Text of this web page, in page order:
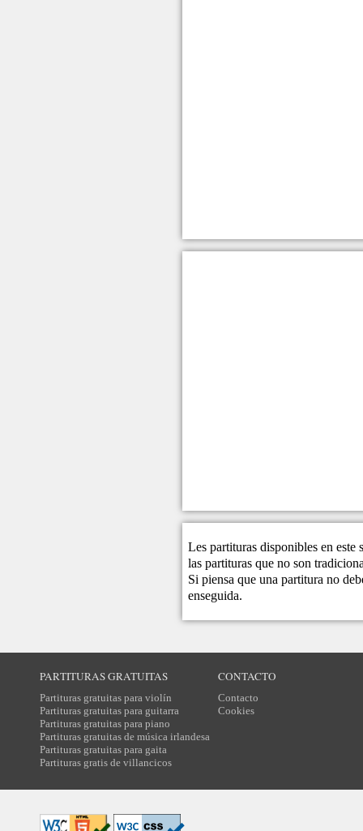
Les partituras disponibles en este
las partituras que no son
Si piensa que una partitura no
enseguida.
PARTITURAS GRATUITAS
Partituras gratuitas para violín
Partituras gratuitas para guitarra
Partituras gratuitas para piano
Partituras gratuitas de música irlandesa
Partituras gratuitas para gaita
Partituras gratis de villancicos
CONTACTO
Contacto
Cookies